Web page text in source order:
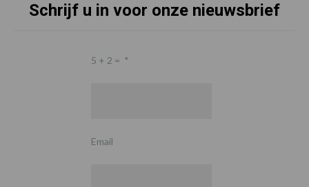
Schrijf u in voor onze nieuwsbrief
5 + 2 = *
Email